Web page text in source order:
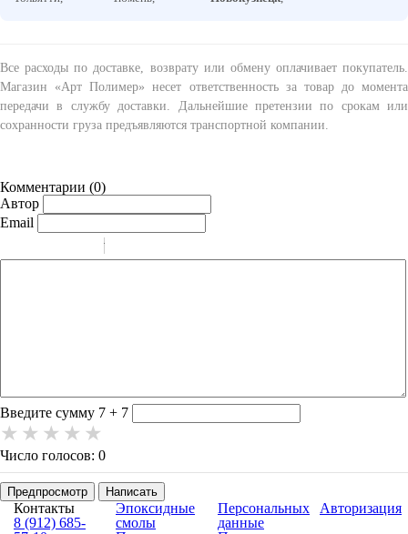
Все расходы по доставке, возврату или обмену оплачивает покупатель.
Магазин «Арт Полимер» несет ответственность за товар до момента
передачи в службу доставки. Дальнейшие претензии по срокам или
сохранности груза предъявляются транспортной компании.
Комментарии (0)
Автор
Email
-
-
-
Введите сумму 7 + 7
Число голосов: 0
Предпросмотр Написать
Контакты
8 (912) 685-
Эпоксидные
смолы
Персональных
данные
Авторизация